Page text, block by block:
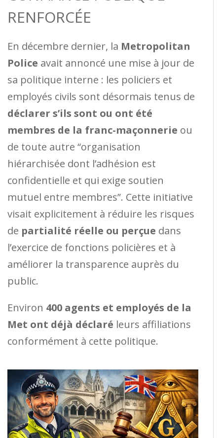
RENFORCÉE
En décembre dernier, la Metropolitan
Police avait annoncé une mise à jour de
sa politique interne : les policiers et
employés civils sont désormais tenus de
déclarer s’ils sont ou ont été
membres de la franc-maçonnerie ou
de toute autre “organisation
hiérarchisée dont l’adhésion est
confidentielle et qui exige soutien
mutuel entre membres”. Cette initiative
visait explicitement à réduire les risques
de partialité réelle ou perçue dans
l’exercice de fonctions policières et à
améliorer la transparence auprès du
public.
Environ 400 agents et employés de la
Met ont déjà déclaré leurs affiliations
conformément à cette politique.